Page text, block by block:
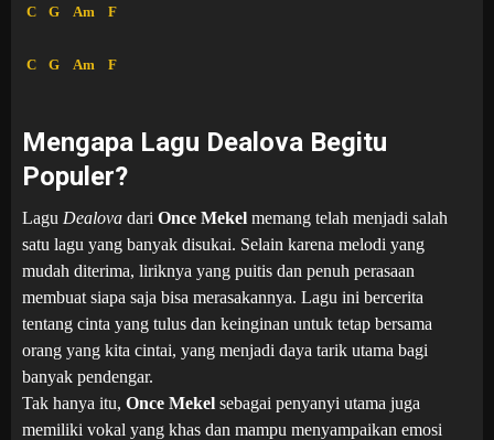
C G Am F
C G Am F
Mengapa Lagu Dealova Begitu
Populer?
Lagu Dealova dari Once Mekel memang telah menjadi salah
satu lagu yang banyak disukai. Selain karena melodi yang
mudah diterima, liriknya yang puitis dan penuh perasaan
membuat siapa saja bisa merasakannya. Lagu ini bercerita
tentang cinta yang tulus dan keinginan untuk tetap bersama
orang yang kita cintai, yang menjadi daya tarik utama bagi
banyak pendengar.
Tak hanya itu, Once Mekel sebagai penyanyi utama juga
memiliki vokal yang khas dan mampu menyampaikan emosi